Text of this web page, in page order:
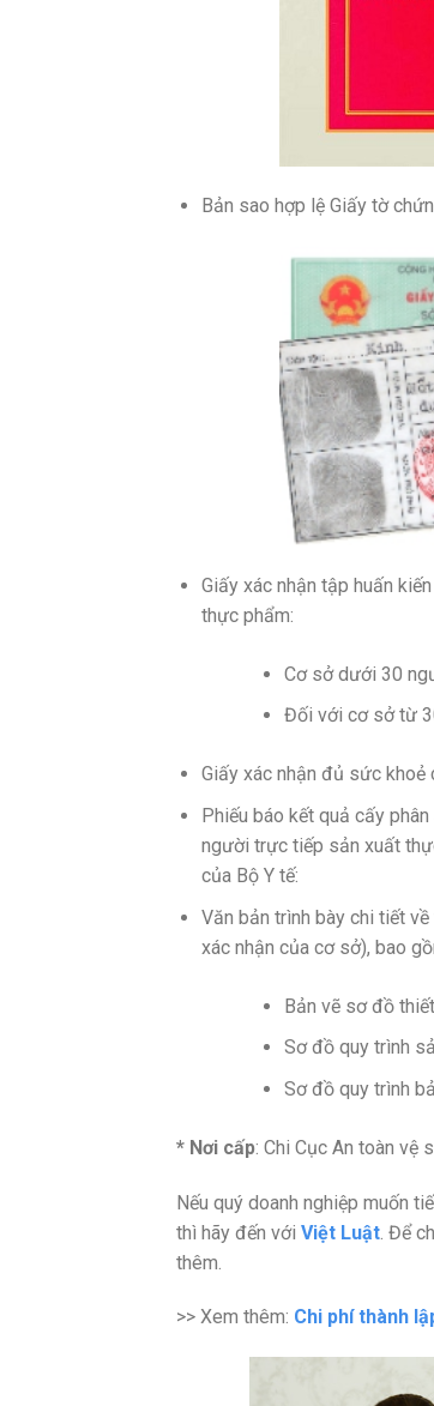
Bản sao hợp lệ Giấy tờ
Giấy xác nhận tập huấn
thực phẩm:
Cơ sở dưới 30
Đối với cơ sở từ
Giấy xác nhận đủ sức
Phiếu báo kết quả cấy
người trực tiếp sản xuất
của Bộ Y tế:
Văn bản trình bày chi tiết
xác nhận của cơ sở), bao
Bản vẽ sơ đồ
Sơ đồ quy trình
Sơ đồ quy trình
* Nơi cấp: Chi Cục An toàn vệ
Nếu quý doanh nghiệp muốn
thì hãy đến với Việt Luật . Để
thêm.
>> Xem thêm: Chi phí thành